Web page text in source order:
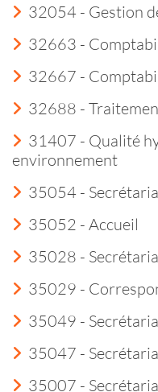
32054 - Gestion
32663 -
32667 -
32688 -
31407 - Qualité
environnement
35054 -
35052 - Accueil
35028 -
35029 -
35049 -
35047 -
35007 -